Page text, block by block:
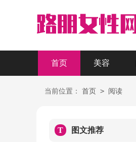
首页 美容
当前位置： 首页 > 阅读
T 图文推荐